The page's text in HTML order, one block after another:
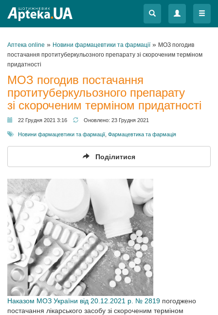
Меню
Меню
Аптека online » Новини фармацевтики та фармації» МОЗ погодив
постачання протитуберкульозного препарату зі скороченим терміном
придатності
МОЗ погодив постачання
протитуберкульозного препарату
зі скороченим терміном придатності
22 Грудня 2021 3:16 Оновлено: 23 Грудня 2021
Новини фармацевтики та фармації Фармацевтика та фармація
Поділитися
Наказом МОЗ Украї­ни від 20.12.2021 р. № 2819 погоджено
постачання лікарського засобу зі скороченим терміном